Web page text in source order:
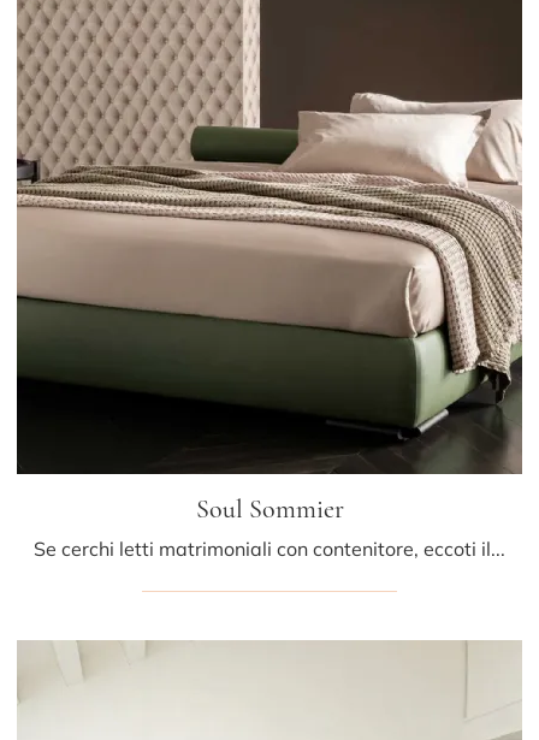
Soul Sommier
Se cerchi letti matrimoniali con contenitore, eccoti il modello Soul Sommier in pelle per valorizzare la zona notte.